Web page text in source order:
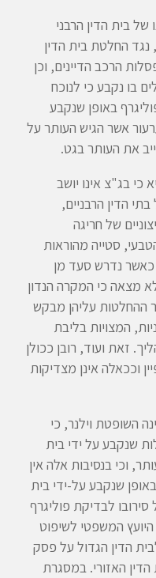
בית הדין הרבני
נגד החלטת בית הדין
הרכב הדיינים, וכן
בו נקבע כי לנוכח
באופן שנקבע
אשר הגיש העותר על
את העותר בגט.
כי בג"צ אינו יושב
הדין הרבניים,
של חריגה
סטייה מהוראות
כאשר נדרש סעד מן
מצאה כי המקרה הנדון
ההחלטות עליהן מבקש
המצויות בליבת
זאת ועוד, רובן ככולן
וככאלה אינן מצדיקות
השופטת וילנר, כי
שנקבע על ידי בית
וכי בנסיבות אלה אין
שנקבע על-ידי בית
סירובו לבדיקת פוליגרף
המשפטי לשיפוט
הדין הגדול על פסק
הדין האזורי. במסגרת